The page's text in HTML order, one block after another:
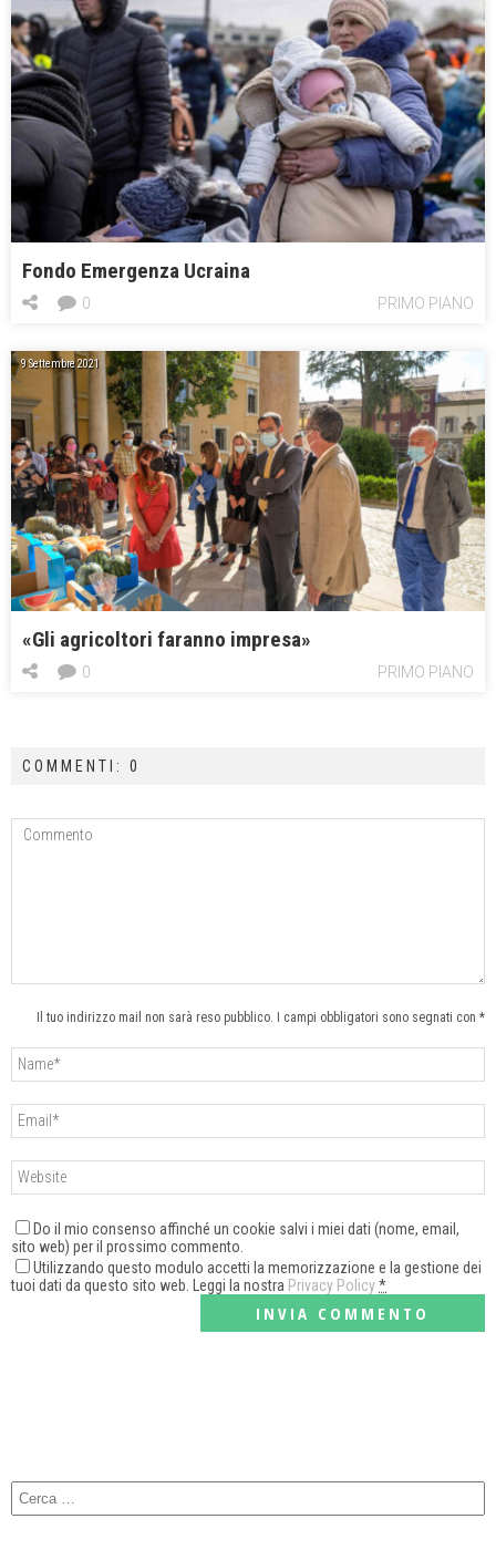
Fondo Emergenza Ucraina
PRIMO PIANO
0
9 Settembre 2021
«Gli agricoltori faranno impresa»
PRIMO PIANO
0
COMMENTI: 0
Il tuo indirizzo mail non sarà reso pubblico. I campi obbligatori sono segnati con *
Do il mio consenso affinché un cookie salvi i miei dati (nome, email,
sito web) per il prossimo commento.
Utilizzando questo modulo accetti la memorizzazione e la gestione dei
tuoi dati da questo sito web. Leggi la nostra Privacy Policy*